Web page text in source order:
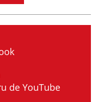
de YouTube